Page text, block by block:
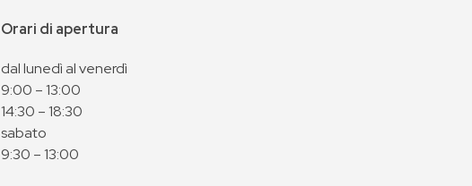
Orari di apertura
dal lunedì al venerdì
9:00 – 13:00
14:30 – 18:30
sabato
9:30 – 13:00